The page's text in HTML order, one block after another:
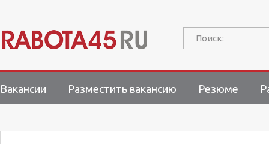
Поиск:
Вакансии Разместить вакансию Резюме